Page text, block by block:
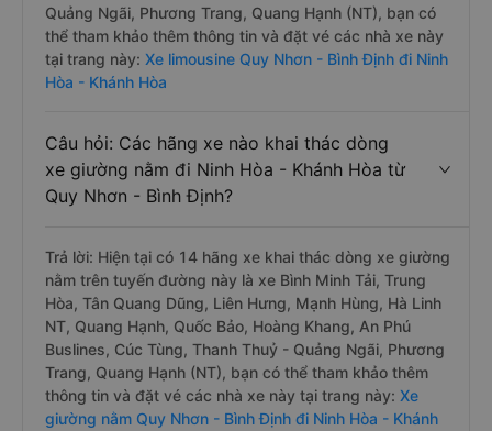
Quảng Ngãi, Phương Trang, Quang Hạnh (NT), bạn có
thể tham khảo thêm thông tin và đặt vé các nhà xe này
tại trang này: Xe limousine Quy Nhơn - Bình Định đi Ninh
Hòa - Khánh Hòa
Câu hỏi: Các hãng xe nào khai thác dòng
xe giường nằm đi Ninh Hòa - Khánh Hòa từ
Quy Nhơn - Bình Định?
Trả lời: Hiện tại có 14 hãng xe khai thác dòng xe giường
nằm trên tuyến đường này là xe Bình Minh Tải, Trung
Hòa, Tân Quang Dũng, Liên Hưng, Mạnh Hùng, Hà Linh
NT, Quang Hạnh, Quốc Bảo, Hoàng Khang, An Phú
Buslines, Cúc Tùng, Thanh Thuỷ - Quảng Ngãi, Phương
Trang, Quang Hạnh (NT), bạn có thể tham khảo thêm
thông tin và đặt vé các nhà xe này tại trang này: Xe
giường nằm Quy Nhơn - Bình Định đi Ninh Hòa - Khánh